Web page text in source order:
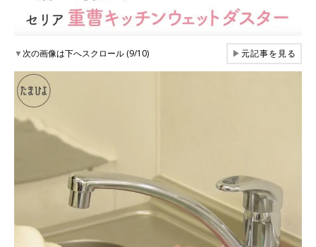
▼次の画像は下へスクロール (9/10) ▶元記事を見る